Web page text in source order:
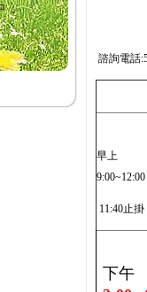
，
諮詢電話
早上
9:00~12:00
11:40止掛
下午